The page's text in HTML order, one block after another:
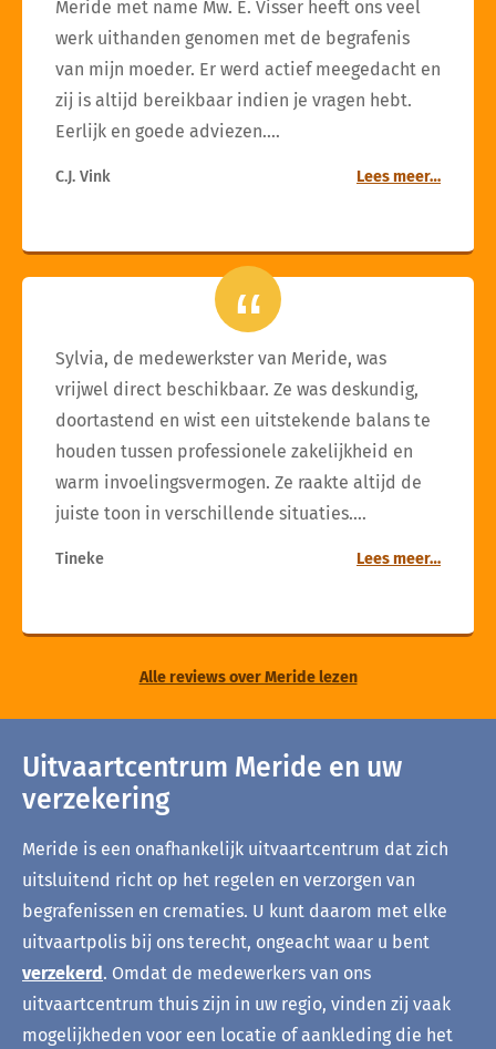
Meride met name Mw. E. Visser heeft ons veel
werk uithanden genomen met de begrafenis
van mijn moeder. Er werd actief meegedacht en
zij is altijd bereikbaar indien je vragen hebt.
Eerlijk en goede adviezen.…
C.J. Vink Lees meer…
Sylvia, de medewerkster van Meride, was
vrijwel direct beschikbaar. Ze was deskundig,
doortastend en wist een uitstekende balans te
houden tussen professionele zakelijkheid en
warm invoelingsvermogen. Ze raakte altijd de
juiste toon in verschillende situaties.…
Tineke Lees meer…
Alle reviews over Meride lezen
Uitvaartcentrum Meride en uw
verzekering
Meride is een onafhankelijk uitvaartcentrum dat zich
uitsluitend richt op het regelen en verzorgen van
begrafenissen en crematies. U kunt daarom met elke
uitvaartpolis bij ons terecht, ongeacht waar u bent
verzekerd. Omdat de medewerkers van ons
uitvaartcentrum thuis zijn in uw regio, vinden zij vaak
mogelijkheden voor een locatie of aankleding die het